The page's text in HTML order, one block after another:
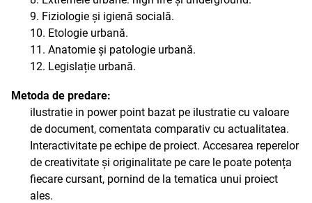
9. Fiziologie și igienă socială.
10. Etologie urbană.
11. Anatomie și patologie urbană.
12. Legislație urbană.
Metoda de predare:
ilustratie in power point bazat pe ilustratie cu valoare
de document, comentata comparativ cu actualitatea.
Interactivitate pe echipe de proiect. Accesarea reperelor
de creativitate și originalitate pe care le poate potența
fiecare cursant, pornind de la tematica unui proiect
ales.